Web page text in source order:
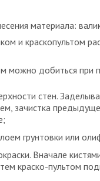
материала:
и краскопультом
можно добиться при
стен.
зачистка
грунтовки или
Вначале
краско-пультом